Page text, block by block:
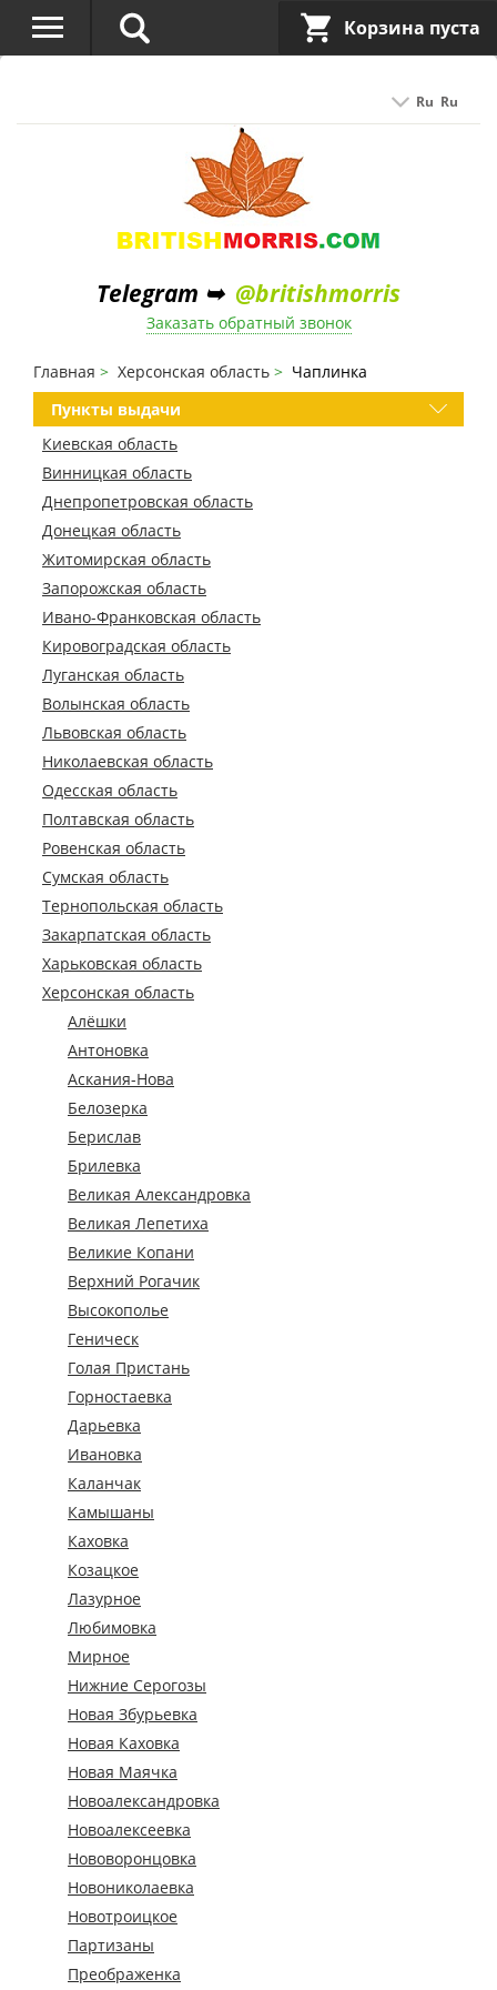
Ru Ru
Telegram ➥ @britishmorris
Заказать обратный звонок
Корзина пуста
Главная Херсонская область
Чаплинка
Пункты выдачи
Киевская область
Винницкая область
Днепропетровская область
Донецкая область
Житомирская область
Запорожская область
Ивано-Франковская область
Кировоградская область
Луганская область
Волынская область
Львовская область
Николаевская область
Одесская область
Полтавская область
Ровенская область
Сумская область
Тернопольская область
Закарпатская область
Харьковская область
Херсонская область
Алёшки
Антоновка
Аскания-Нова
Белозерка
Берислав
Брилевка
Великая Александровка
Великая Лепетиха
Великие Копани
Верхний Рогачик
Высокополье
Геническ
Голая Пристань
Горностаевка
Дарьевка
Ивановка
Каланчак
Камышаны
Каховка
Козацкое
Лазурное
Любимовка
Мирное
Нижние Серогозы
Новая Збурьевка
Новая Каховка
Новая Маячка
Новоалександровка
Новоалексеевка
Нововоронцовка
Новониколаевка
Новотроицкое
Партизаны
Преображенка